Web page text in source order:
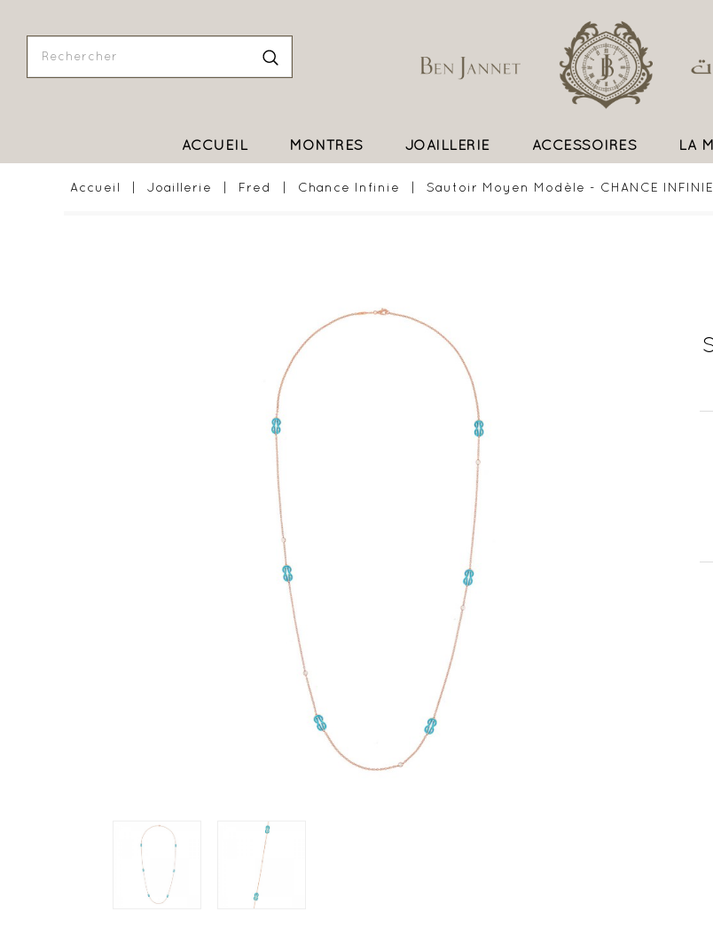
ACCUEIL MONTRES JOAILLERIE ACCESSOIRES LA
Accueil Joaillerie Fred Chance Infinie Sautoir Moyen Modèle - CHANCE INFINIE